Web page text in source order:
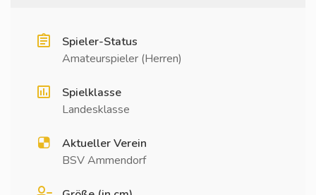
Spieler-Status
Amateurspieler (Herren)
Spielklasse
Landesklasse
Aktueller Verein
BSV Ammendorf